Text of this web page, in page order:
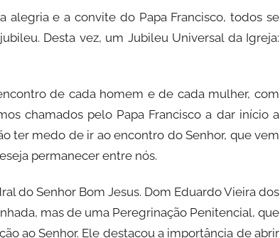
e a convite do Papa Francisco, todos se
Desta vez, um Jubileu Universal da Igreja:
de cada homem e de cada mulher, com
chamados pelo Papa Francisco a dar início a
ter medo de ir ao encontro do Senhor, que vem
permanecer entre nós.
do Senhor Bom Jesus. Dom Eduardo Vieira dos
mas de uma Peregrinação Penitencial, que
ao Senhor. Ele destacou a importância de abrir